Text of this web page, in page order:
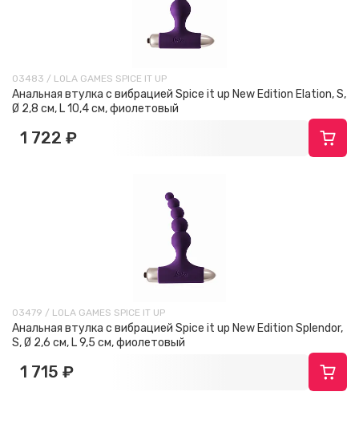
03483 / LOLA GAMES SPICE IT UP
Анальная втулка с вибрацией Spice it up New Edition Elation, S,
Ø 2,8 см, L 10,4 см, фиолетовый
1 722 ₽
03479 / LOLA GAMES SPICE IT UP
Анальная втулка с вибрацией Spice it up New Edition Splendor,
S, Ø 2,6 см, L 9,5 см, фиолетовый
1 715 ₽